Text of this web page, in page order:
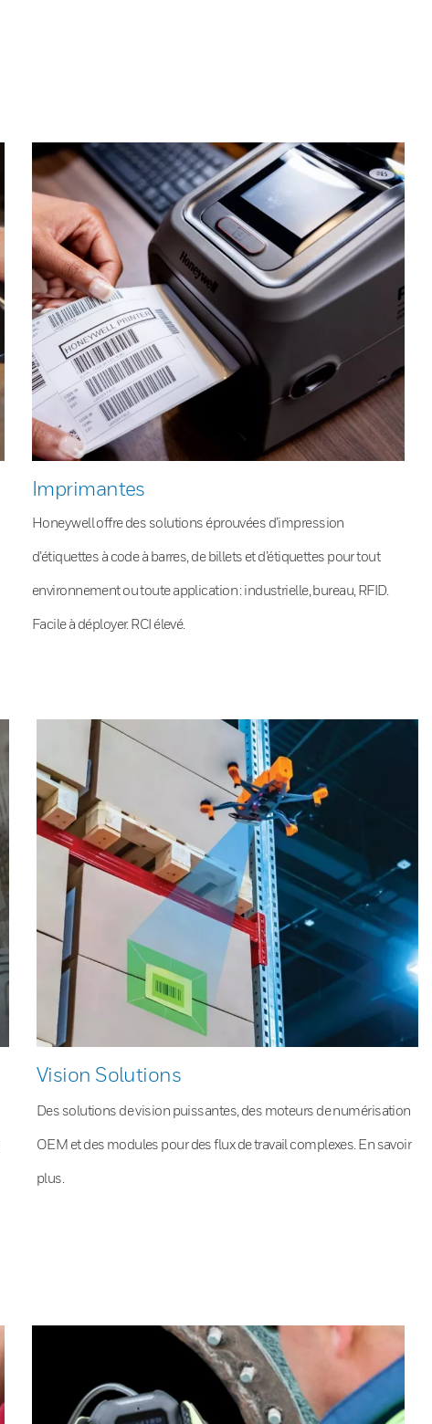
Imprimantes
Honeywell offre des solutions éprouvées d’impression
d’étiquettes à code à barres, de billets et d’étiquettes pour tout
environnement ou toute application : industrielle, bureau, RFID.
Facile à déployer. RCI élevé.
Vision Solutions
Des solutions de vision puissantes, des moteurs de numérisation
OEM et des modules pour des flux de travail complexes. En savoir
plus.